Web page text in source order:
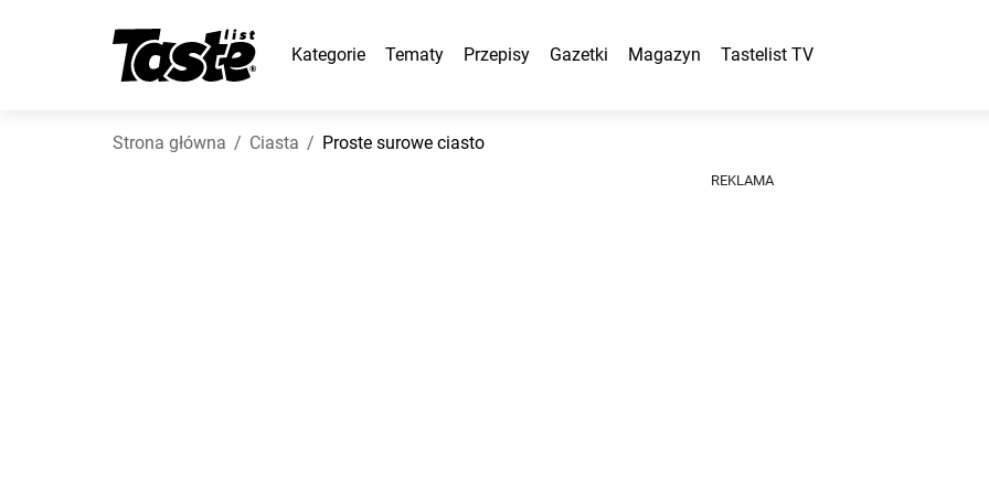
Kategorie Tematy Przepisy Gazetki Magazyn Tastelist TV
Strona główna Ciasta Proste surowe ciasto
REKLAMA